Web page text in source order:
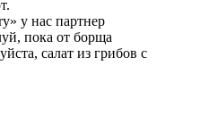
у нас партнер
пока от борща
салат из грибов с